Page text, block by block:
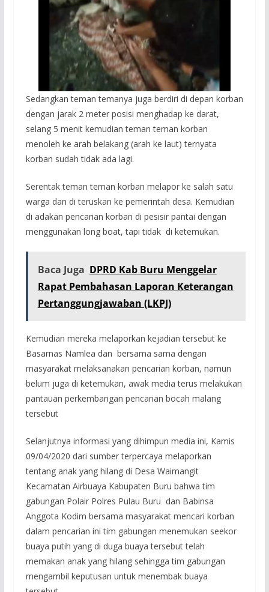
Sedangkan teman temanya juga berdiri di depan korban
dengan jarak 2 meter posisi menghadap ke darat,
selang 5 menit kemudian teman teman korban
menoleh ke arah belakang (arah ke laut) ternyata
korban sudah tidak ada lagi.
Serentak teman teman korban melapor ke salah satu
warga dan di teruskan ke pemerintah desa. Kemudian
di adakan pencarian korban di pesisir pantai dengan
menggunakan long boat, tapi tidak di ketemukan.
Baca Juga DPRD Kab Buru Menggelar
Rapat Pembahasan Laporan Keterangan
Pertanggungjawaban (LKPJ)
Kemudian mereka melaporkan kejadian tersebut ke
Basarnas Namlea dan bersama sama dengan
masyarakat melaksanakan pencarian korban, namun
belum juga di ketemukan, awak media terus melakukan
pantauan perkembangan pencarian bocah malang
tersebut
Selanjutnya informasi yang dihimpun media ini, Kamis
09/04/2020 dari sumber terpercaya melaporkan
tentang anak yang hilang di Desa Waimangit
Kecamatan Airbuaya Kabupaten Buru bahwa tim
gabungan Polair Polres Pulau Buru dan Babinsa
Anggota Kodim bersama masyarakat mencari korban
dalam pencarian ini tim gabungan menemukan seekor
buaya putih yang di duga buaya tersebut telah
memakan anak yang hilang sehingga tim gabungan
mengambil keputusan untuk menembak buaya